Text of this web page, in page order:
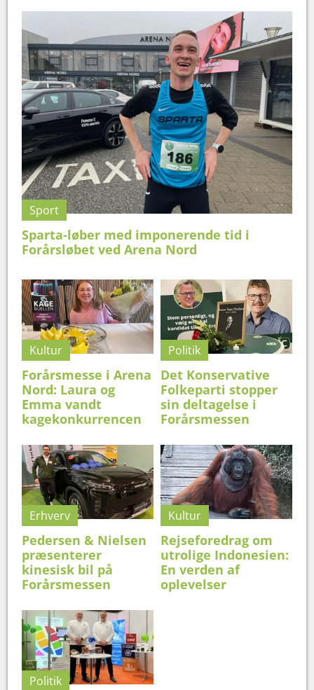
Sport
Sparta-løber med imponerende tid i
Forårsløbet ved Arena Nord
Kultur
Forårsmesse i Arena
Nord: Laura og
Emma vandt
kagekonkurrencen
Politik
Det Konservative
Folkeparti stopper
sin deltagelse i
Forårsmessen
Erhverv
Pedersen & Nielsen
præsenterer
kinesisk bil på
Forårsmessen
Kultur
Rejseforedrag om
utrolige Indonesien:
En verden af
oplevelser
Politik